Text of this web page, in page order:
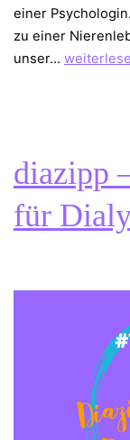
einer
zu einer
unser…
diazipp
für